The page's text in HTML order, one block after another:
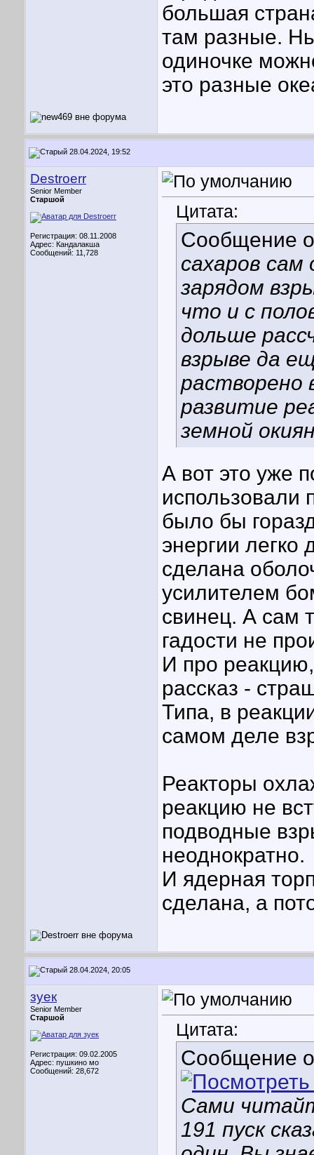
большая
там разные.
одиночке
это разные
28.04.2024, 19:52
Destroerr
Senior Member
Старшой
Регистрация: 08.11.2008
Адрес: Кандалакша
Сообщений: 11,728
Цитата:
Сообщение
сахаров сам
зарядом
что и с
дольше
взрыве да
растворено
развитие
земной
А вот это уже
использовали
было бы
энергии легко
сделана
усилителем
свинец. А сам
гадости не
И про
рассказ -
Типа, в
самом деле
Реакторы
реакцию не
подводные
неоднократно.
И ядерная
сделана, а
28.04.2024, 20:05
зуек
Senior Member
Старшой
Регистрация: 09.02.2005
Адрес: пушкино мо
Сообщений: 28,672
Цитата:
Сообщение
Сами
191 пуск